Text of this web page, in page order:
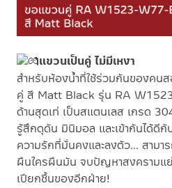
แขวนเป็นคู่ ไม่มีเหงา
สำหรับห้องน้ำที่ใช้ร่วมกันของคน
คู่ สี Matt Black รุ่น RA
ด้านสุดเท่ เป็นสแตนเลส เกรด
รู้สึกดุดัน มินิมอล และเข้ากันได้ดี
ความรักที่มั่นคงและลงตัว… สามา
ผืนใครผืนมัน จบปัญหาสงครามแ
เปียกชื้นของอีกฝ่าย!